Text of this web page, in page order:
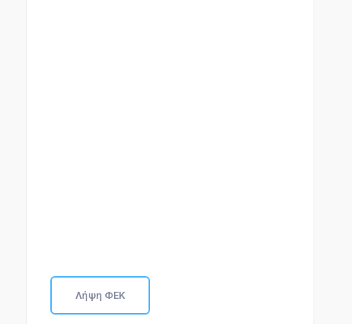
Λήψη ΦΕΚ